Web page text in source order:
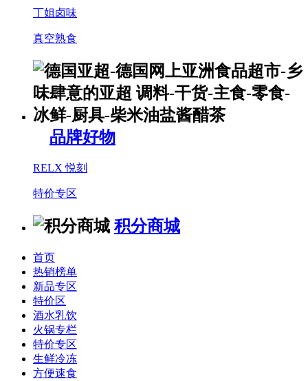
丁姐卤味
真空熟食
品牌好物
RELX 悦刻
特价专区
积分商城
首页
热销榜单
新品专区
特价区
酒水乳饮
火锅专栏
特价专区
生鲜冷冻
方便速食